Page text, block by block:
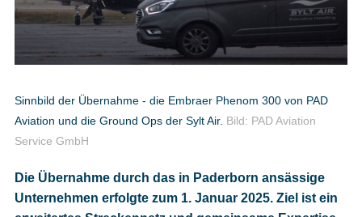
Impressum
Mediadaten
Datenschutz
Sinnbild der Übernahme - die Embraer Phenom 300 von PAD
Aviation und die Ground Ops der Sylt Air. Bild: PAD Aviation
Service GmbH
Die Übernahme durch das in Paderborn ansässige
Unternehmen erfolgte zum 1. Januar 2025. Ziel ist ein